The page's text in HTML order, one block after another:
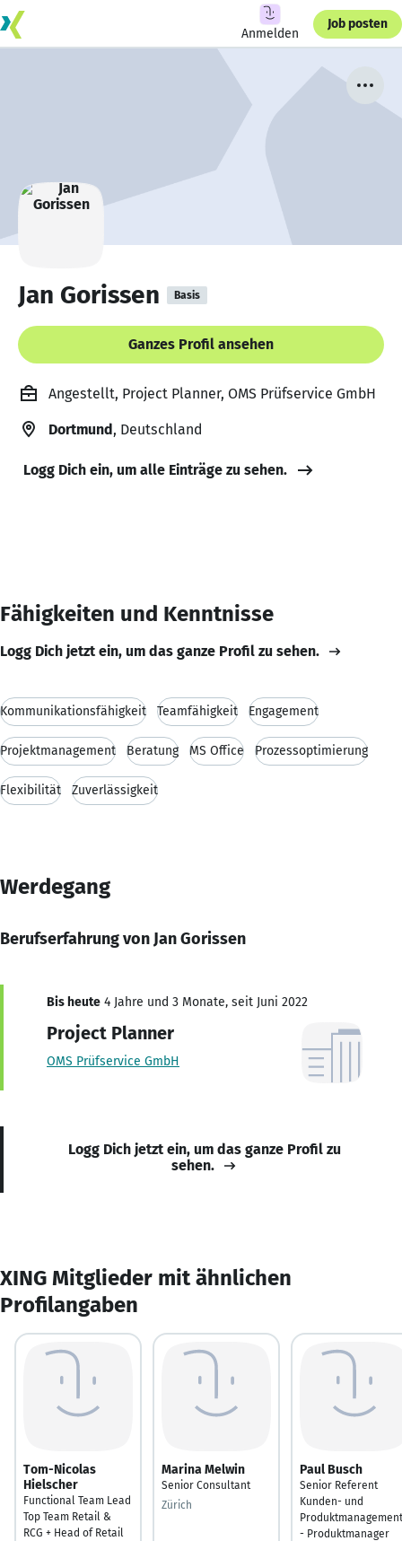
Anmelden
Job posten
Jan Gorissen Basis
Ganzes Profil ansehen
Angestellt, Project Planner, OMS Prüfservice GmbH
Dortmund, Deutschland
Logg Dich ein, um alle Einträge zu sehen.
Fähigkeiten und Kenntnisse
Logg Dich jetzt ein, um das ganze Profil zu sehen.
Kommunikationsfähigkeit Teamfähigkeit Engagement
Projektmanagement Beratung MS Office Prozessoptimierung
Flexibilität Zuverlässigkeit
Werdegang
Berufserfahrung von Jan Gorissen
Bis heute 4 Jahre und 3 Monate, seit Juni 2022
Project Planner
OMS Prüfservice GmbH
Logg Dich jetzt ein, um das ganze Profil zu
sehen.
XING Mitglieder mit ähnlichen
Profilangaben
Tom-Nicolas
Hielscher
Functional Team Lead
Top Team Retail &
RCG + Head of Retail
Marina Melwin
Senior Consultant
Zürich
Paul Busch
Senior Referent
Kunden- und
Produktmanagement
- Produktmanager